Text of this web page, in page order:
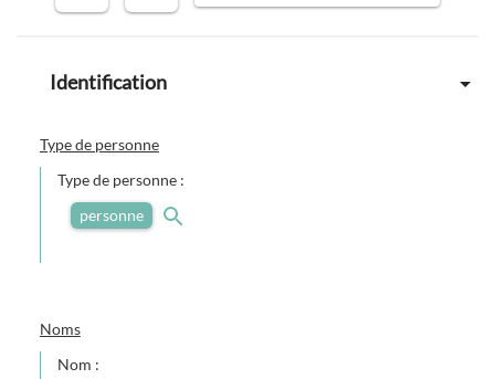
Identification
Type de personne
Type de personne :
personne
Noms
Nom :